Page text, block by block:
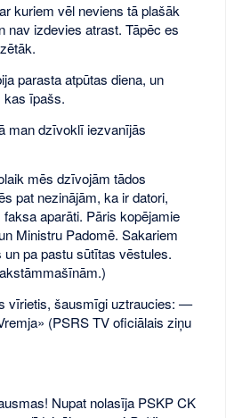
kuriem vēl neviens tā plašāk
nav izdevies atrast. Tāpēc es
parasta atpūtas diena, un
kas īpašs.
man dzīvoklī iezvanījās
mēs dzīvojām tādos
pat nezinājām, ka ir datori,
aparāti. Pāris kopējamie
Ministru Padomē. Sakariem
pa pastu sūtītas vēstules.
vīrietis, šausmīgi uztraucies: —
(PSRS TV oficiālais ziņu
Nupat nolasīja PSKP CK